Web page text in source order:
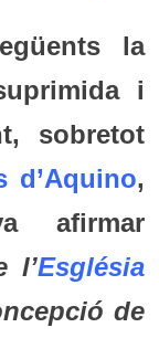
la
i
sobretot
d’Aquino,
afirmar
l’Església
de